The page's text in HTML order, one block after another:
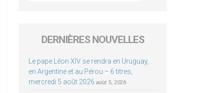
DERNIÈRES NOUVELLES
Le pape Léon XIV se rendra en Uruguay,
en Argentine et au Pérou – 6 titres,
mercredi 5 août 2026 août 5, 2026